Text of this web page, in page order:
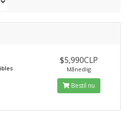
$5,990CLP
Månedlig
Bestil nu